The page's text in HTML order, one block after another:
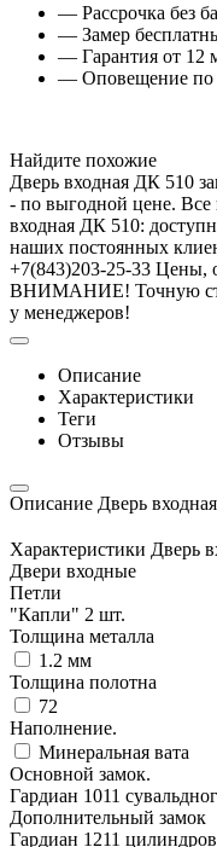
— Рассрочка без
— Замер
— Гарантия от 12
— Оповещение по
Найдите похожие
Дверь входная ДК 510
- по выгодной цене. Все
входная ДК 510:
наших постоянных
+7(843)203-25-33 Цены,
ВНИМАНИЕ! Точную
у менеджеров!
Описание
Характеристики
Теги
Отзывы
Описание Дверь
Характеристики Дверь
Двери входные
Петли
"Капли" 2 шт.
Толщина металла
1.2 мм
Толщина полотна
72
Наполнение.
Минеральная вата
Основной замок.
Гардиан 1011
Дополнительный замок
Гардиан 1211